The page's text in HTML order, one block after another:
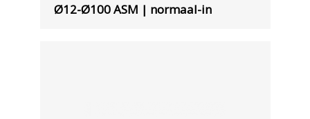
Ø12-Ø100 ASM | normaal-in